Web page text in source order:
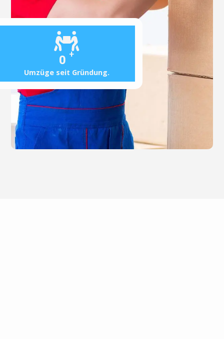
0 +
Umzüge seit Gründung.